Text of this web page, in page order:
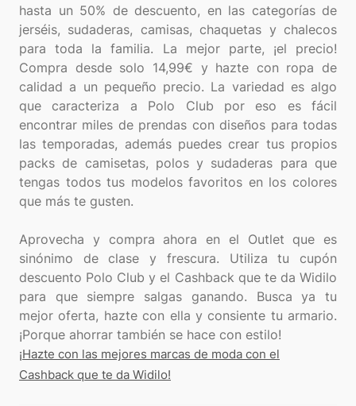
hasta un 50% de descuento, en las categorías de
jerséis, sudaderas, camisas, chaquetas y chalecos
para toda la familia. La mejor parte, ¡el precio!
Compra desde solo 14,99€ y hazte con ropa de
calidad a un pequeño precio. La variedad es algo
que caracteriza a Polo Club por eso es fácil
encontrar miles de prendas con diseños para todas
las temporadas, además puedes crear tus propios
packs de camisetas, polos y sudaderas para que
tengas todos tus modelos favoritos en los colores
que más te gusten.
Aprovecha y compra ahora en el Outlet que es
sinónimo de clase y frescura. Utiliza tu cupón
descuento Polo Club y el Cashback que te da Widilo
para que siempre salgas ganando. Busca ya tu
mejor oferta, hazte con ella y consiente tu armario.
¡Hazte con las mejores marcas de moda con el
Cashback que te da Widilo!